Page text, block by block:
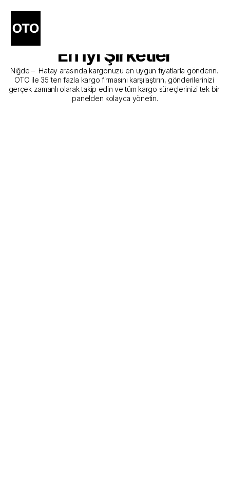
Niğde - Hatay Kargo
Gönderim Hizmeti Sunan
En İyi Şirketler
Niğde –  Hatay arasında kargonuzu en uygun fiyatlarla gönderin.
OTO ile 35'ten fazla kargo firmasını karşılaştırın, gönderilerinizi
gerçek zamanlı olarak takip edin ve tüm kargo süreçlerinizi tek bir
panelden kolayca yönetin.